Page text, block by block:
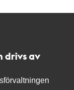
drivs av